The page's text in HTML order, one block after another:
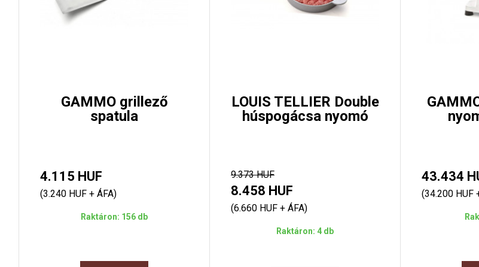
GAMMO grillező
spatula
4.115 HUF
(3.240 HUF + ÁFA)
Raktáron: 156 db
LOUIS TELLIER Double
húspogácsa nyomó
9.373 HUF
8.458 HUF
(6.660 HUF + ÁFA)
Raktáron: 4 db
43.434
(34.200 HUF